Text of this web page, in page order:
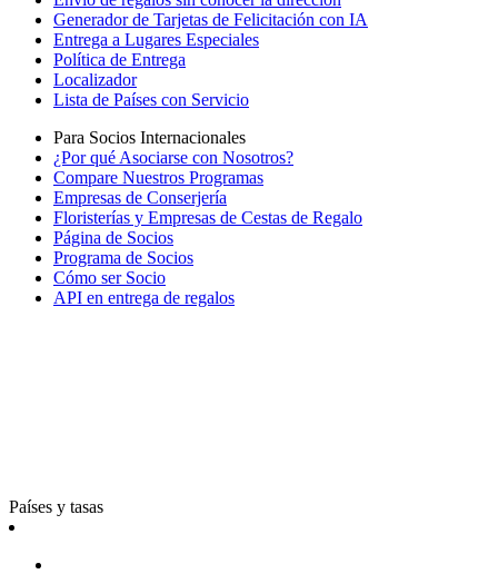
Generador de Tarjetas de Felicitación con IA
Entrega a Lugares Especiales
Política de Entrega
Localizador
Lista de Países con Servicio
Para Socios Internacionales
¿Por qué Asociarse con Nosotros?
Compare Nuestros Programas
Empresas de Conserjería
Floristerías y Empresas de Cestas de Regalo
Página de Socios
Programa de Socios
Cómo ser Socio
API en entrega de regalos
Países y tasas